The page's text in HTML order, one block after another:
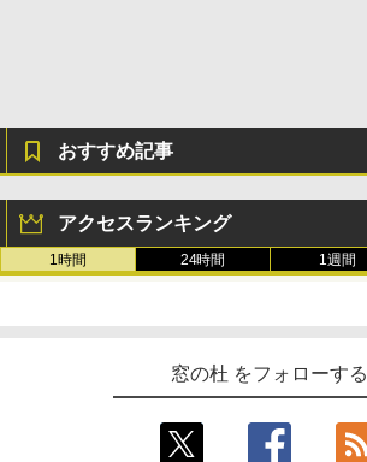
おすすめ記事
アクセスランキング
1時間 24時間 1週間
窓の杜 をフォローする